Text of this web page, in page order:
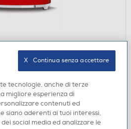
Style 4x4 fette –
gratuito:verifica
AGGIUNGI
tecnologie, anche di terze
migliore esperienza di
contenuti ed
siano aderenti ai tuoi interessi,
social media ed analizzare le
X   Continua senza accettare